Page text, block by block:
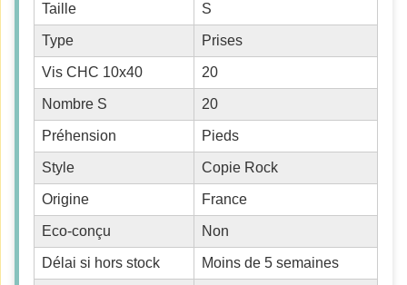
Taille S
Type Prises
Vis CHC 10x40 20
Nombre S 20
Préhension Pieds
Style Copie Rock
Origine France
Eco-conçu Non
Délai si hors stock Moins de 5 semaines